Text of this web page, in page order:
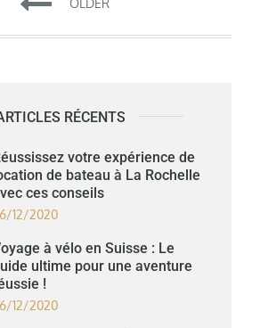
RÉCENTS
votre expérience de
de bateau à La Rochelle
ces conseils
12/2020
à vélo en Suisse : Le
ultime pour une aventure
!
12/2020